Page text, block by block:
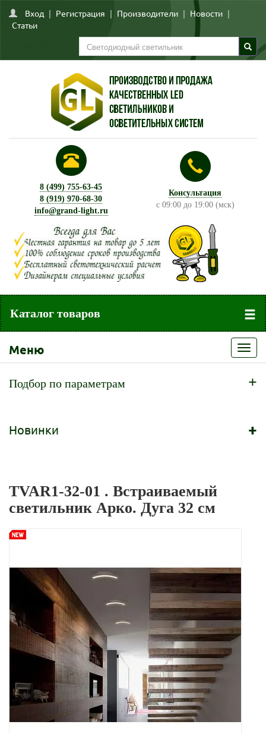
Вход | Регистрация | Производители | Новости |
Статьи
8 (499) 755-63-45
8 (919) 970-68-30
info@grand-light.ru
Консультация
с 09:00 до 19:00 (мск)
Каталог товаров
Меню
Подбор по параметрам +
Новинки +
TVAR1-32-01 . Встраиваемый
светильник Арко. Дуга 32 см